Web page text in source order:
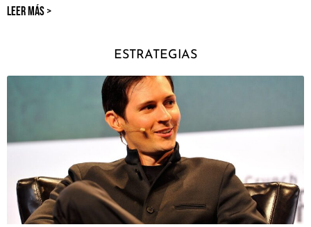
LEER MÁS >
ESTRATEGIAS